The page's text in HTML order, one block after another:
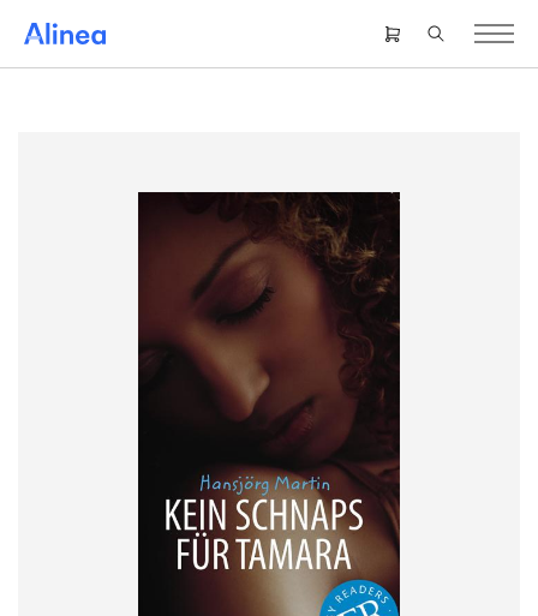
hovedindhold
Header
right